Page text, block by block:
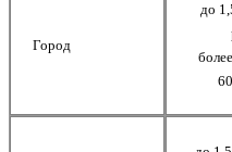
Город
до